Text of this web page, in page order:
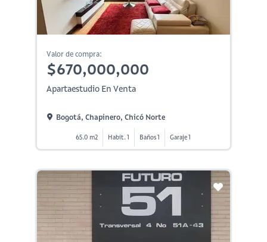
Valor de compra:
$670,000,000
Apartaestudio En Venta
Bogotá, Chapinero, Chicó Norte
65.0 m2 Habit. 1 Baños 1 Garaje 1